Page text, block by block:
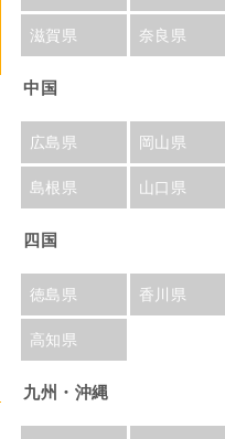
滋賀県 奈良県
中国
広島県 岡山県
島根県 山口県
四国
徳島県 香川県
高知県
九州・沖縄